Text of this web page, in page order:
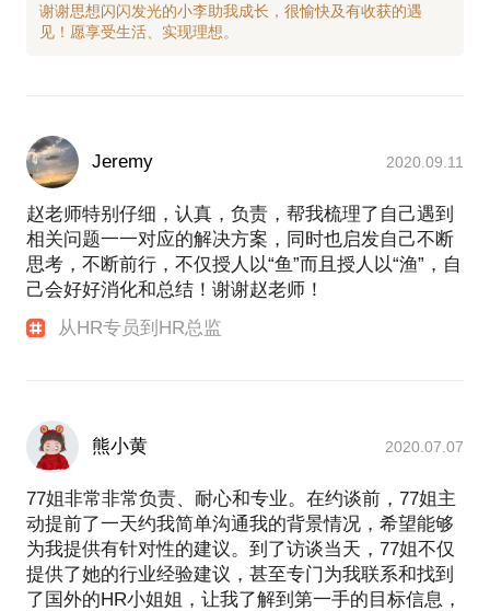
谢谢思想闪闪发光的小李助我成长，很愉快及有收获的遇
Jeremy 2020.09.11
赵老师特别仔细，认真，负责，帮我梳理了自己遇到
相关问题一一对应的解决方案，同时也启发自己不断
思考，不断前行，不仅授人以“鱼”而且授人以“渔”，自
己会好好消化和总结！谢谢赵老师！
从HR专员到HR总监
熊小黄 2020.07.07
77姐非常非常负责、耐心和专业。在约谈前，77姐主
动提前了一天约我简单沟通我的背景情况，希望能够
为我提供有针对性的建议。到了访谈当天，77姐不仅
提供了她的行业经验建议，甚至专门为我联系和找到
了国外的HR小姐姐，让我了解到第一手的目标信息，